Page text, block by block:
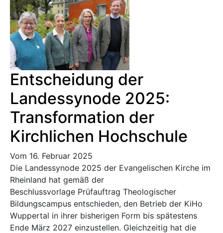
Entscheidung der
Landessynode 2025:
Transformation der
Kirchlichen Hochschule
Vom 16. Februar 2025
Die Landessynode 2025 der Evangelischen Kirche im
Rheinland hat gemäß der
Beschlussvorlage Prüfauftrag Theologischer
Bildungscampus entschieden, den Betrieb der KiHo
Wuppertal in ihrer bisherigen Form bis spätestens
Ende März 2027 einzustellen. Gleichzeitig hat die